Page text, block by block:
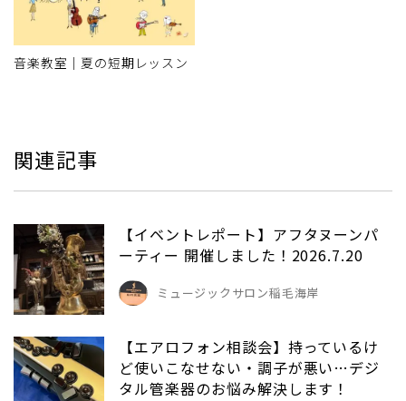
音楽教室｜夏の短期レッスン
関連記事
【イベントレポート】アフタヌーンパ
ーティー 開催しました！2026.7.20
ミュージックサロン稲毛海岸
【エアロフォン相談会】持っているけ
ど使いこなせない・調子が悪い…デジ
タル管楽器のお悩み解決します！